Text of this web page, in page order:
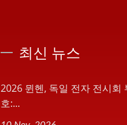
최신 뉴스
2026 뮌헨, 독일 전자 전시회
호:...